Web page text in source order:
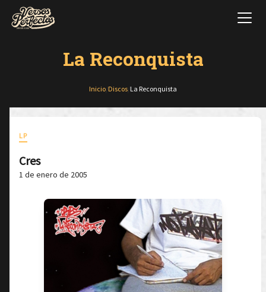
La Reconquista
Inicio Discos La Reconquista
LP
Cres
1 de enero de 2005